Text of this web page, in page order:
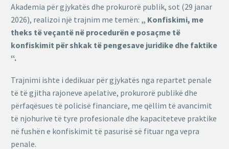
Akademia për gjykatës dhe prokurorë publik, sot (29 janar
2026), realizoi një trajnim me temën: „ Konfiskimi, me
theks të veçantë në procedurën e posaçme të
konfiskimit për shkak të pengesave juridike dhe faktike
“.
Trajnimi ishte i dedikuar për gjykatës nga repartet penale
të të gjitha rajoneve apelative, prokurorë publikë dhe
përfaqësues të policisë financiare, me qëllim të avancimit
të njohurive të tyre profesionale dhe kapaciteteve praktike
në fushën e konfiskimit të pasurisë së fituar nga vepra
penale.